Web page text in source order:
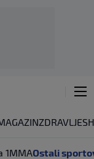
ZDRAVLJE
1MMAOstali